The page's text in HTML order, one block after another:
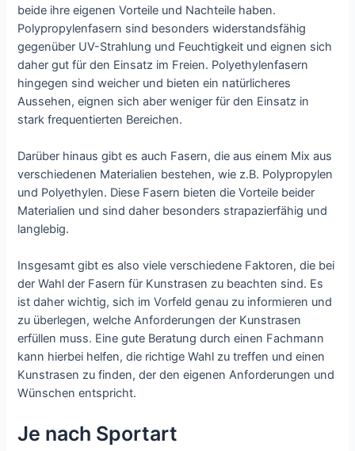
beide ihre eigenen Vorteile und Nachteile haben.
Polypropylenfasern sind besonders widerstandsfähig
gegenüber UV-Strahlung und Feuchtigkeit und eignen sich
daher gut für den Einsatz im Freien. Polyethylenfasern
hingegen sind weicher und bieten ein natürlicheres
Aussehen, eignen sich aber weniger für den Einsatz in
stark frequentierten Bereichen.
Darüber hinaus gibt es auch Fasern, die aus einem Mix aus
verschiedenen Materialien bestehen, wie z.B. Polypropylen
und Polyethylen. Diese Fasern bieten die Vorteile beider
Materialien und sind daher besonders strapazierfähig und
langlebig.
Insgesamt gibt es also viele verschiedene Faktoren, die bei
der Wahl der Fasern für Kunstrasen zu beachten sind. Es
ist daher wichtig, sich im Vorfeld genau zu informieren und
zu überlegen, welche Anforderungen der Kunstrasen
erfüllen muss. Eine gute Beratung durch einen Fachmann
kann hierbei helfen, die richtige Wahl zu treffen und einen
Kunstrasen zu finden, der den eigenen Anforderungen und
Wünschen entspricht.
Je nach Sportart